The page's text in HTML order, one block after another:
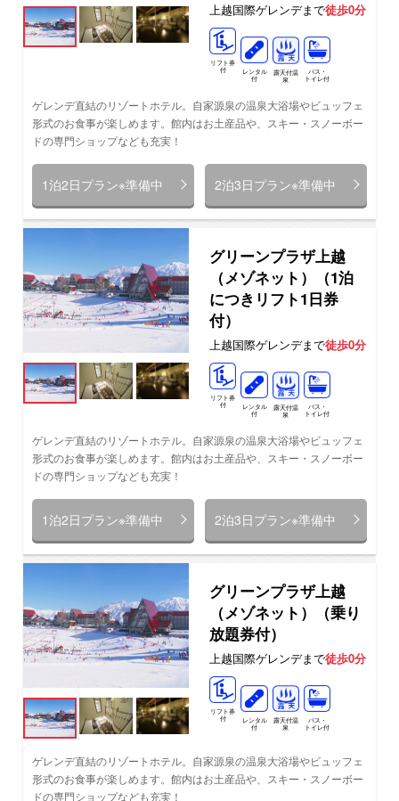
上越国際ゲレンデまで徒歩0分
リフト券
付
レンタル
付
露天付温
泉
バス・
トイレ付
ゲレンデ直結のリゾートホテル。自家源泉の温泉大浴場やビュッフェ
形式のお食事が楽しめます。館内はお土産品や、スキー・スノーボー
ドの専門ショップなども充実！
1泊2日プラン※準備中 2泊3日プラン※準備中
グリーンプラザ上越
（メゾネット）（1泊
につきリフト1日券
付）
上越国際ゲレンデまで徒歩0分
リフト券
付
レンタル
付
露天付温
泉
バス・
トイレ付
ゲレンデ直結のリゾートホテル。自家源泉の温泉大浴場やビュッフェ
形式のお食事が楽しめます。館内はお土産品や、スキー・スノーボー
ドの専門ショップなども充実！
1泊2日プラン※準備中 2泊3日プラン※準備中
グリーンプラザ上越
（メゾネット）（乗り
放題券付）
上越国際ゲレンデまで徒歩0分
リフト券
付
レンタル
付
露天付温
泉
バス・
トイレ付
ゲレンデ直結のリゾートホテル。自家源泉の温泉大浴場やビュッフェ
形式のお食事が楽しめます。館内はお土産品や、スキー・スノーボー
ドの専門ショップなども充実！